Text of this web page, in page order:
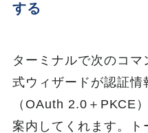
する
ターミナルで次のコ
式ウィザードが認証
（OAuth 2.0＋PKCE
案内してくれます。ト